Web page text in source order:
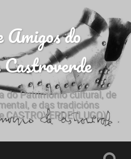
Amigos do
do Patrimonio cultural, de
e das tradicións
CASTROVERDE (LUGO)